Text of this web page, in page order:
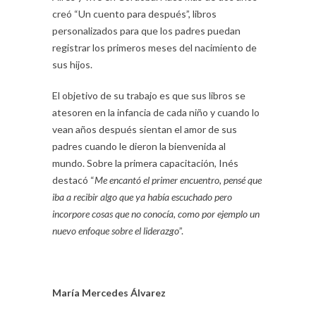
creó “Un cuento para después”, libros
personalizados para que los padres puedan
registrar los primeros meses del nacimiento de
sus hijos.
El objetivo de su trabajo es que sus libros se
atesoren en la infancia de cada niño y cuando lo
vean años después sientan el amor de sus
padres cuando le dieron la bienvenida al
mundo. Sobre la primera capacitación, Inés
destacó “Me encantó el primer encuentro, pensé que
iba a recibir algo que ya había escuchado pero
incorpore cosas que no conocía, como por ejemplo un
nuevo enfoque sobre el liderazgo”.
María Mercedes Álvarez